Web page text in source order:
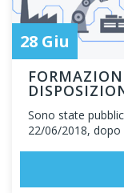
28 Giu
Sono state
22/06/2018,